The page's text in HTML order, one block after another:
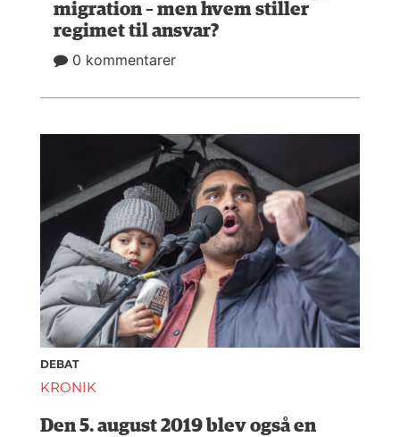
migration – men hvem stiller
regimet til ansvar?
0 kommentarer
DEBAT
KRONIK
Den 5. august 2019 blev også en